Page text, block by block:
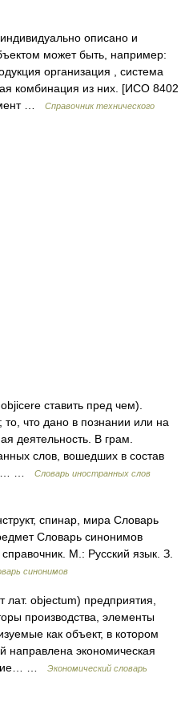
описано и
может быть, например:
организация , система
комбинация из них. [ИСО 8402
…
Справочник технического
ставить пред чем).
что дано в познании или на
деятельность. В грам.
слов, вошедших в состав
…
Словарь иностранных слов
спинар, мира Словарь
Словарь синонимов
М.: Русский язык. З.
синонимов
objectum) предприятия,
производства, элементы
как объект, в котором
направлена экономическая
…
Экономический словарь